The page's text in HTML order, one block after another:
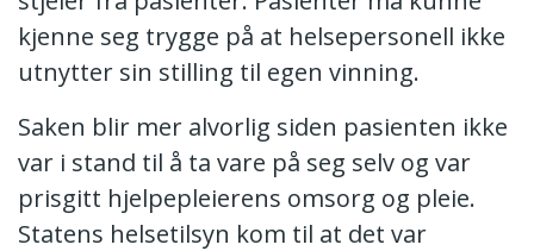
kjenne seg trygge på at helsepersonell ikke
utnytter sin stilling til egen vinning.
Saken blir mer alvorlig siden pasienten ikke
var i stand til å ta vare på seg selv og var
prisgitt hjelpepleierens omsorg og pleie.
Statens helsetilsyn kom til at det var